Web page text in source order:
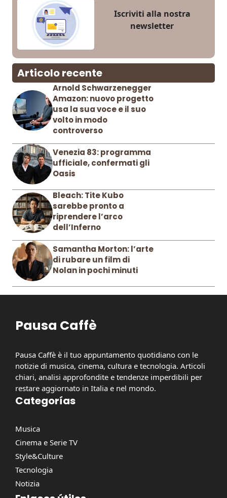
Iscriviti alla nostra
newsletter
Articolo recente
Arnold Schwarzenegger
Amazon: nuovo progetto
usa la sua voce e il suo
volto in modo
controverso
Venezia 83: programma
ufficiale, confermati gli
Oasis
Bleach: Tite Kubo
sarebbe pronto a
riprendere l’arco
dell’Inferno
Samantha Morton: l’arte
di rubare un film di
Nolan in pochi minuti
Pausa Caffè
Pausa Caffè è il tuo appuntamento quotidiano con le
notizie di musica, cinema, cultura e tecnologia. Articoli
chiari, analisi approfondite e tendenze imperdibili per
restare aggiornato in Italia e nel mondo.
Categorías
Musica
Cinema e Serie TV
Style&Culture
Tecnologia
Notizia